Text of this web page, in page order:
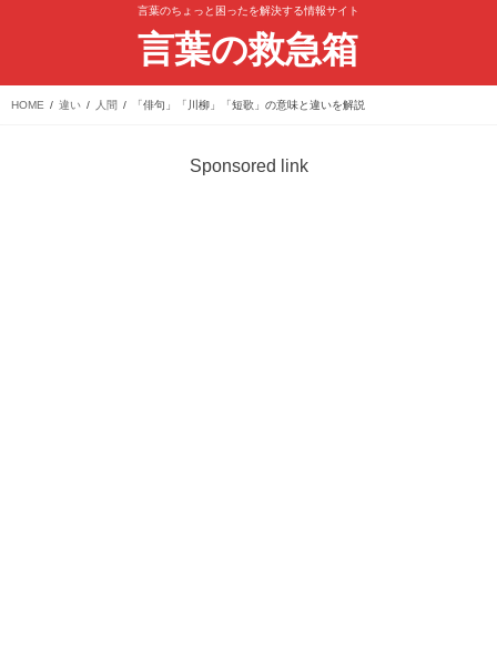
言葉のちょっと困ったを解決する情報サイト
言葉の救急箱
HOME 違い 人間 「俳句」「川柳」「短歌」の意味と違いを解説
Sponsored link